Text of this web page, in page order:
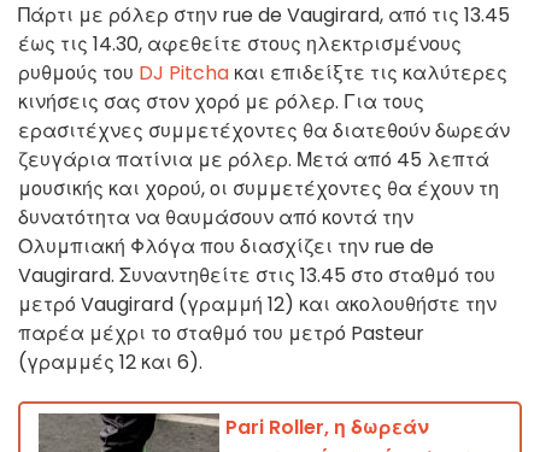
Πάρτι με ρόλερ στην rue de Vaugirard, από τις 13.45
έως τις 14.30, αφεθείτε στους ηλεκτρισμένους
ρυθμούς του DJ Pitcha και επιδείξτε τις καλύτερες
κινήσεις σας στον χορό με ρόλερ. Για τους
ερασιτέχνες συμμετέχοντες θα διατεθούν δωρεάν
ζευγάρια πατίνια με ρόλερ. Μετά από 45 λεπτά
μουσικής και χορού, οι συμμετέχοντες θα έχουν τη
δυνατότητα να θαυμάσουν από κοντά την
Ολυμπιακή Φλόγα που διασχίζει την rue de
Vaugirard. Συναντηθείτε στις 13.45 στο σταθμό του
μετρό Vaugirard (γραμμή 12) και ακολουθήστε την
παρέα μέχρι το σταθμό του μετρό Pasteur
(γραμμές 12 και 6).
Pari Roller, η δωρεάν